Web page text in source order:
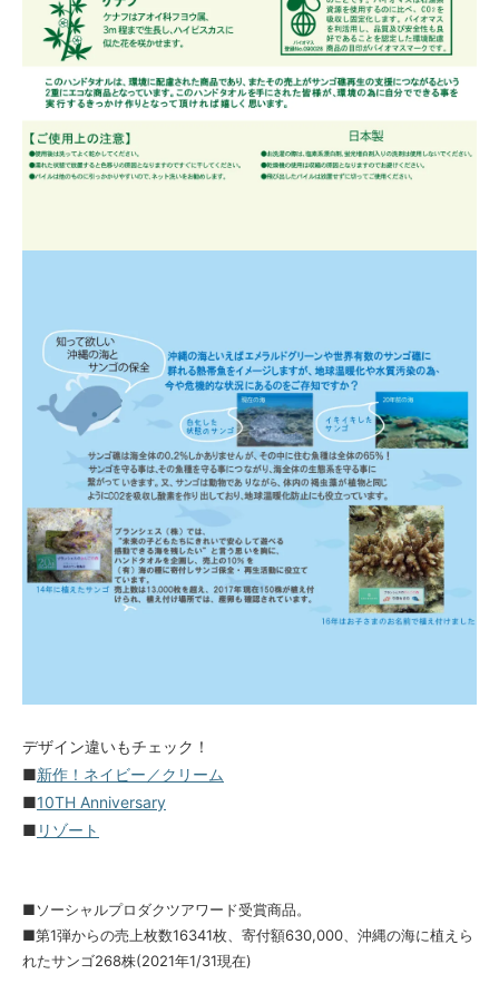
デザイン違いもチェック！
■新作！ネイビー／クリーム
■10TH Anniversary
■ リゾート
■ソーシャルプロダクツアワード受賞商品。
■第1弾からの売上枚数16341枚、寄付額630,000、沖縄の海に植えら
れたサンゴ268株(2021年1/31現在)